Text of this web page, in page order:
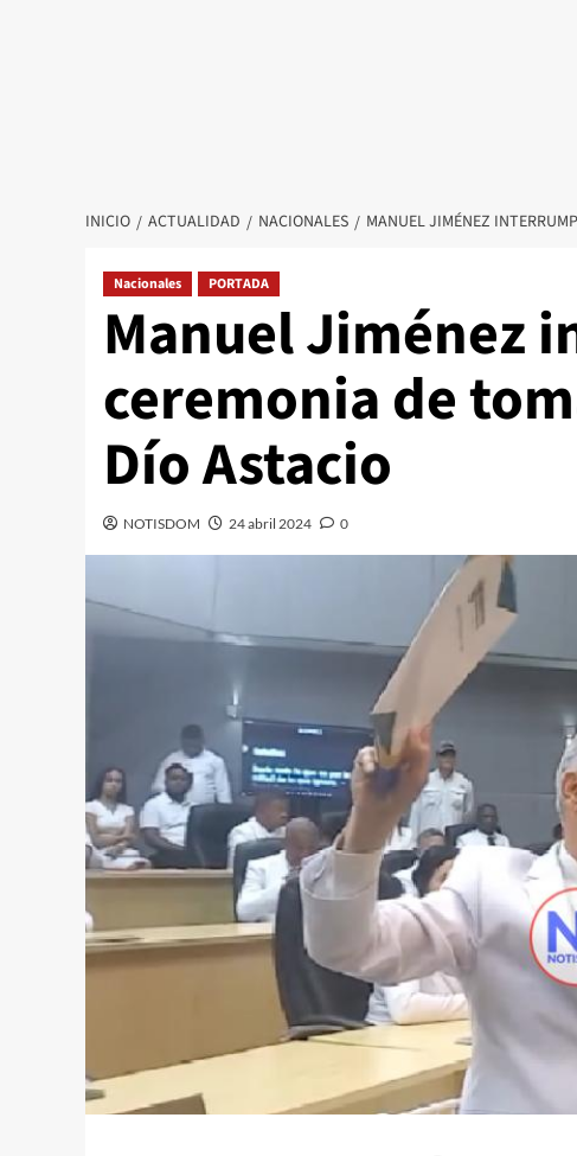
INICIO ACTUALIDAD NACIONALES MANUEL JIMÉNEZ
Nacionales PORTADA
Manuel Jiménez
ceremonia de
Dío Astacio
NOTISDOM 24 abril 2024 0